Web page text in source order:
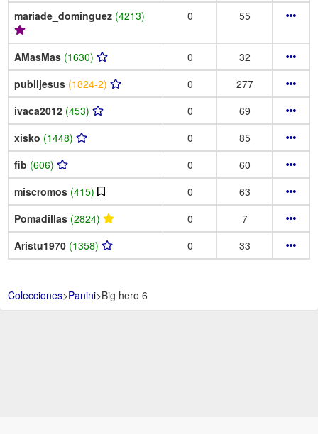
mariade_dominguez (4213) 0 55
AMasMas (1630) 0
32
publijesus (1824-2) 0
277
ivaca2012 (453) 0
69
xisko (1448) 0
85
fib (606) 0
60
miscromos (415) 0
63
Pomadillas (2824) 0
7
Aristu1970 (1358) 0 33
Colecciones>Panini>Big hero 6